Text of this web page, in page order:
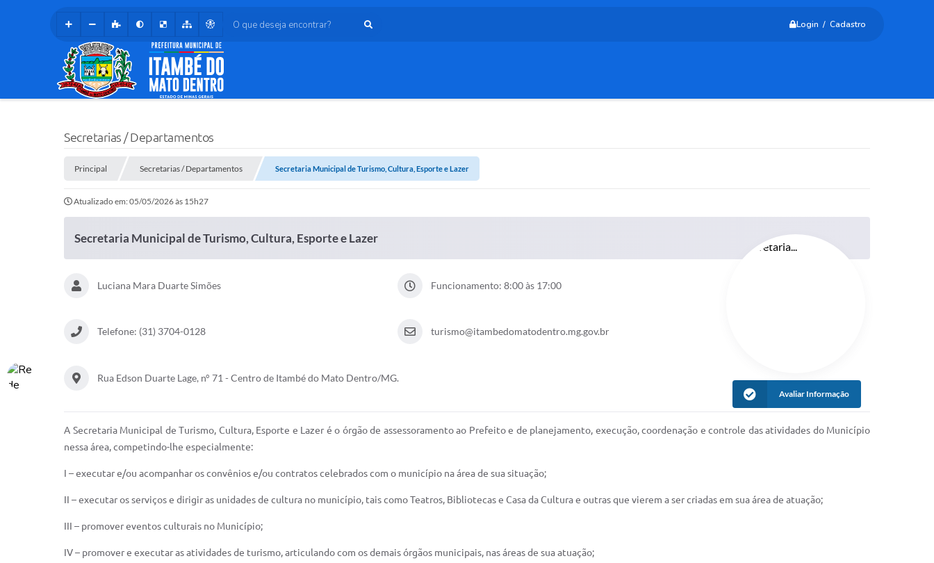
Login / Cadastro
O que deseja encontrar?
Secretarias / Departamentos
Principal Secretarias / Departamentos Secretaria Municipal de Turismo, Cultura, Esporte e Lazer
Atualizado em: 05/05/2026 às 15h27
Secretaria Municipal de Turismo, Cultura, Esporte e Lazer
Luciana Mara Duarte Simões Funcionamento: 8:00 às 17:00
Telefone: (31) 3704-0128 turismo@itambedomatodentro.mg.gov.br
Rua Edson Duarte Lage, n° 71 - Centro de Itambé do Mato Dentro/MG.
Avaliar Informação
A Secretaria Municipal de Turismo, Cultura, Esporte e Lazer é o órgão de assessoramento ao Prefeito e de planejamento, execução, coordenação e controle das atividades do Município
nessa área, competindo-lhe especialmente:
I – executar e/ou acompanhar os convênios e/ou contratos celebrados com o município na área de sua situação;
II – executar os serviços e dirigir as unidades de cultura no município, tais como Teatros, Bibliotecas e Casa da Cultura e outras que vierem a ser criadas em sua área de atuação;
III – promover eventos culturais no Município;
IV – promover e executar as atividades de turismo, articulando com os demais órgãos municipais, nas áreas de sua atuação;